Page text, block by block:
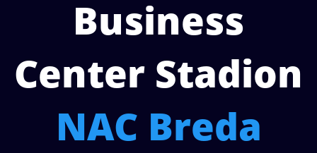
Business
Center Stadion
NAC Breda